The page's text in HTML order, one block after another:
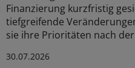
Finanzierung kurzfristig
tiefgreifende
sie ihre Prioritäten nach
30.07.2026